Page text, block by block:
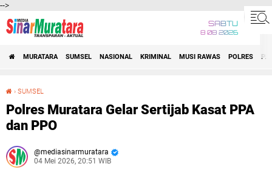
-->
SABTU
8 08 2026
MURATARA SUMSEL NASIONAL KRIMINAL MUSI RAWAS POLRES
› SUMSEL
Polres Muratara Gelar Sertijab Kasat PPA
dan PPO
mediasinarmuratara
04 Mei 2026, 20:51 WIB